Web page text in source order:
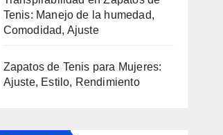
Tenis: Manejo de la humedad,
Comodidad, Ajuste
Zapatos de Tenis para Mujeres:
Ajuste, Estilo, Rendimiento